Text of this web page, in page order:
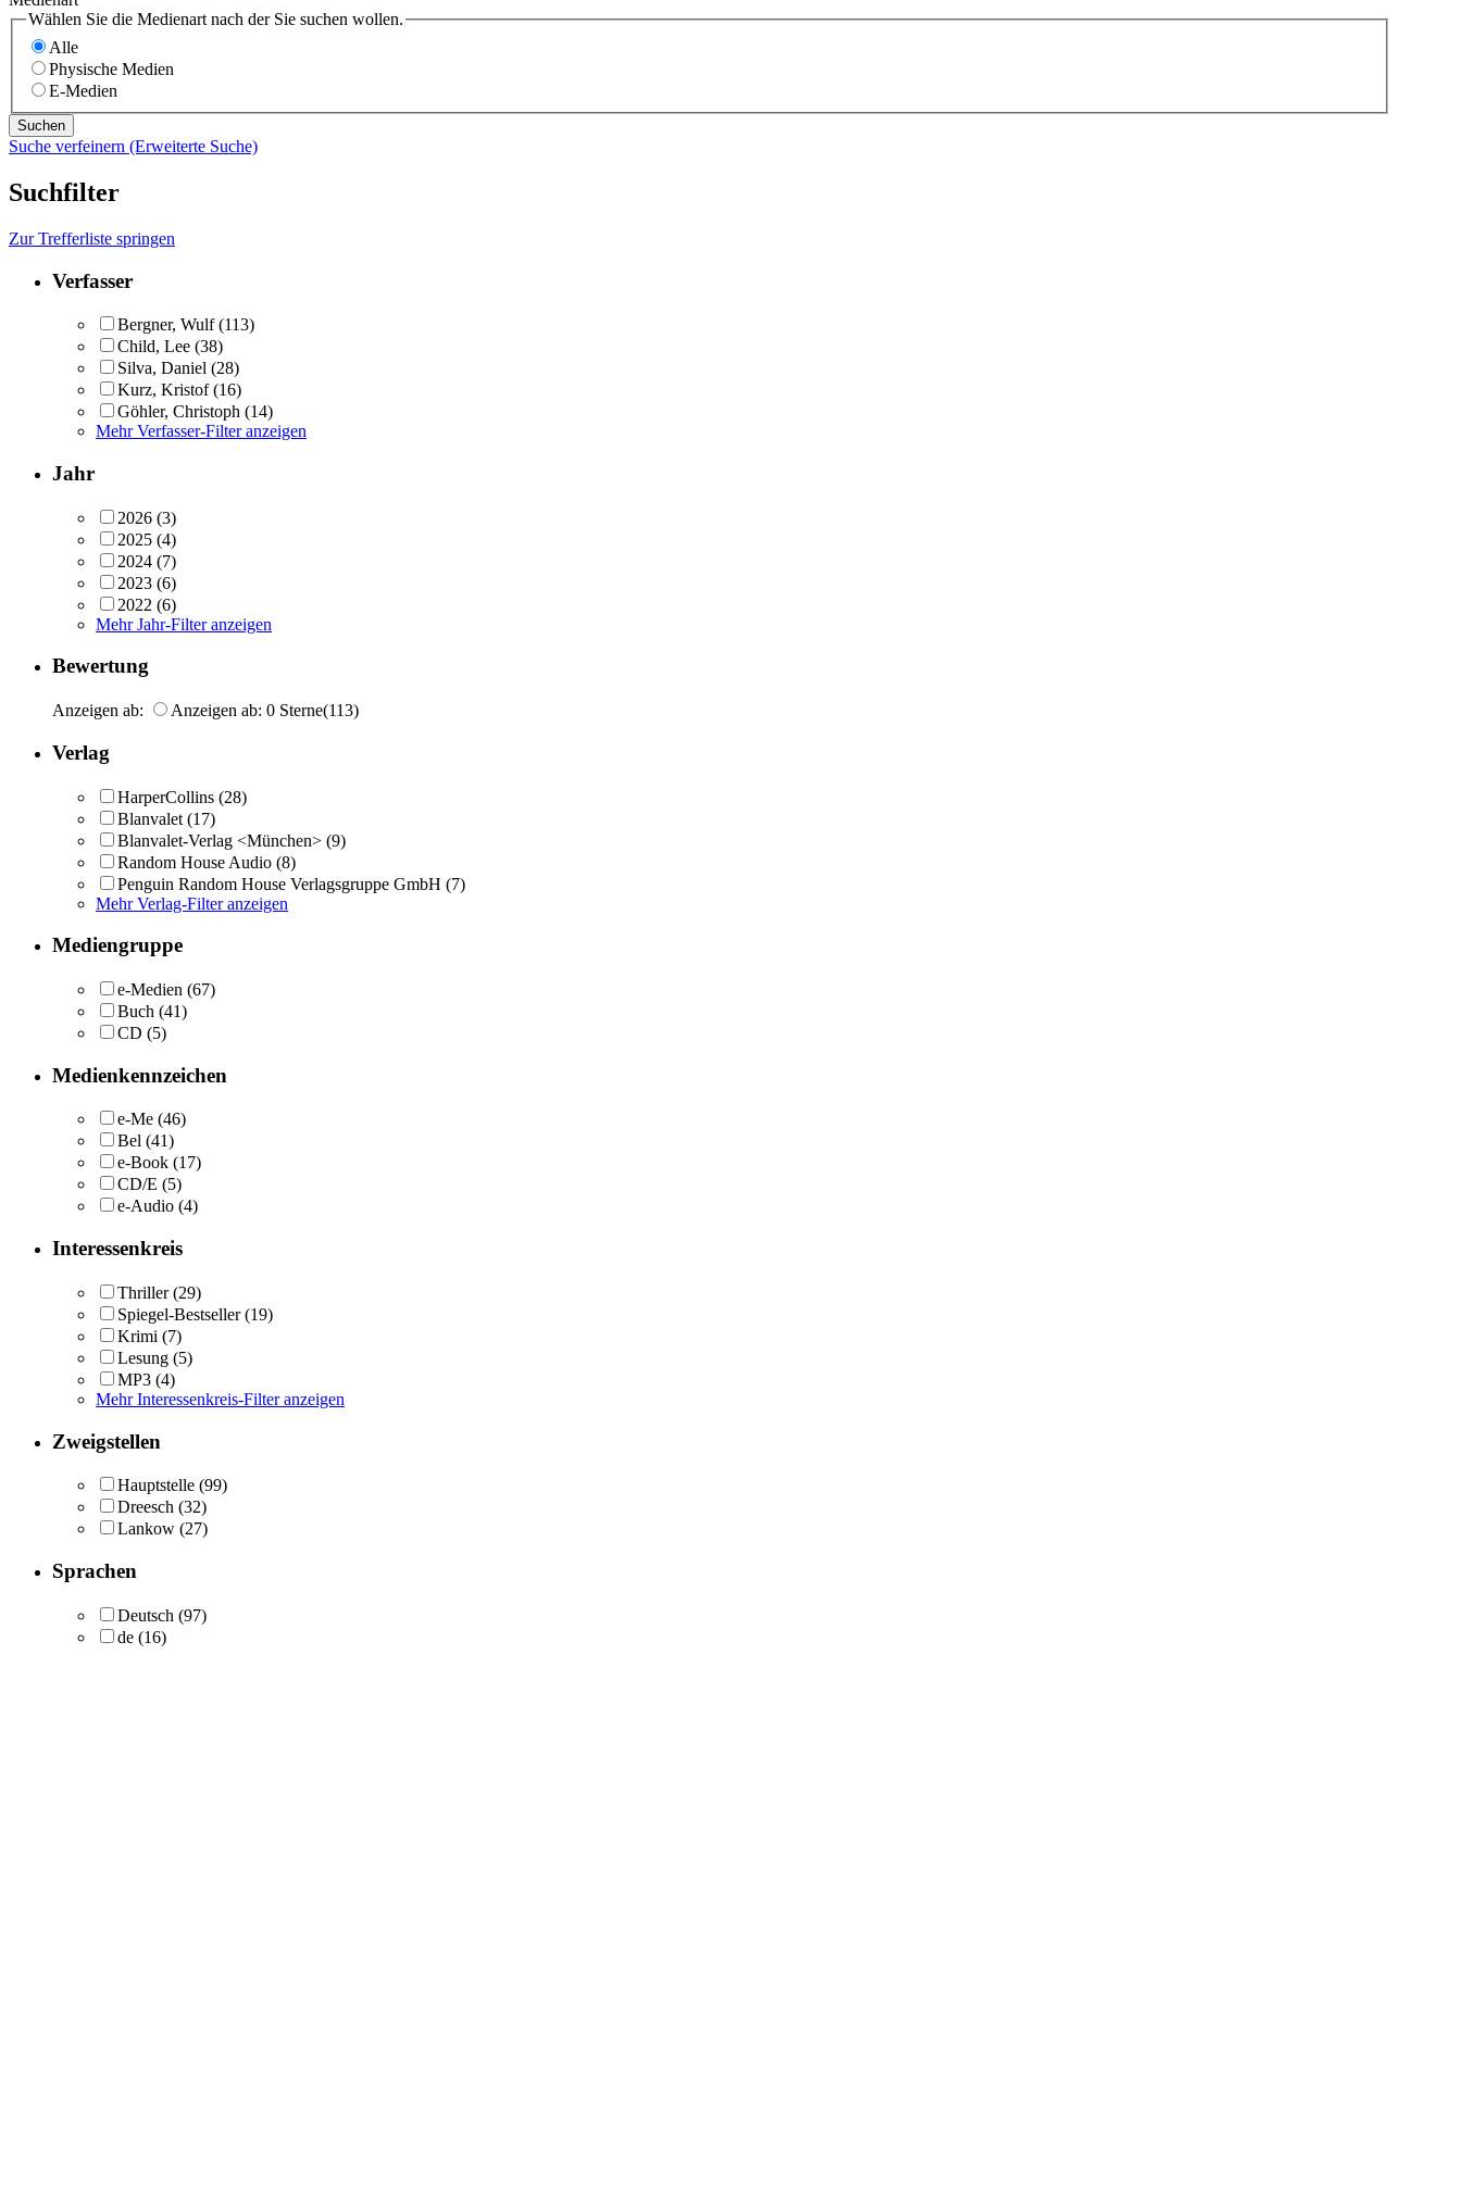
Wählen Sie die Medienart nach der Sie suchen wollen.
Alle
Physische Medien
E-Medien
Suche verfeinern (Erweiterte Suche)
Suchfilter
Zur Trefferliste springen
Verfasser
Bergner, Wulf (113)
Child, Lee (38)
Silva, Daniel (28)
Kurz, Kristof (16)
Göhler, Christoph (14)
Mehr Verfasser-Filter anzeigen
Jahr
2026 (3)
2025 (4)
2024 (7)
2023 (6)
2022 (6)
Mehr Jahr-Filter anzeigen
Bewertung
Anzeigen ab: Anzeigen ab: 0 Sterne(113)
Verlag
HarperCollins (28)
Blanvalet (17)
Blanvalet-Verlag <München> (9)
Random House Audio (8)
Penguin Random House Verlagsgruppe GmbH (7)
Mehr Verlag-Filter anzeigen
Mediengruppe
e-Medien (67)
Buch (41)
CD (5)
Medienkennzeichen
e-Me (46)
Bel (41)
e-Book (17)
CD/E (5)
e-Audio (4)
Interessenkreis
Thriller (29)
Spiegel-Bestseller (19)
Krimi (7)
Lesung (5)
MP3 (4)
Mehr Interessenkreis-Filter anzeigen
Zweigstellen
Hauptstelle (99)
Dreesch (32)
Lankow (27)
Sprachen
Deutsch (97)
de (16)